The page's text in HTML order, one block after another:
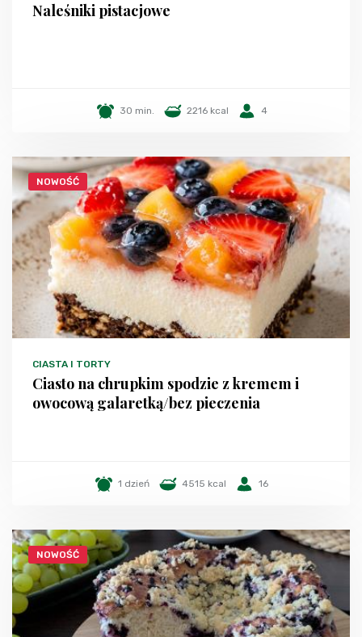
Naleśniki pistacjowe
30 min. 2216 kcal 4
NOWOŚĆ
CIASTA I TORTY
Ciasto na chrupkim spodzie z kremem i
owocową galaretką/bez pieczenia
1 dzień 4515 kcal 16
NOWOŚĆ